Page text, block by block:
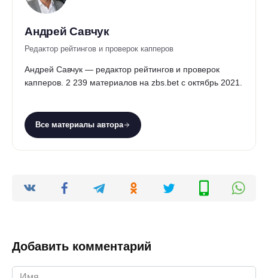
Андрей Савчук
Редактор рейтингов и проверок капперов
Андрей Савчук — редактор рейтингов и проверок
капперов. 2 239 материалов на zbs.bet с октябрь 2021.
Все материалы автора
Добавить комментарий
Имя